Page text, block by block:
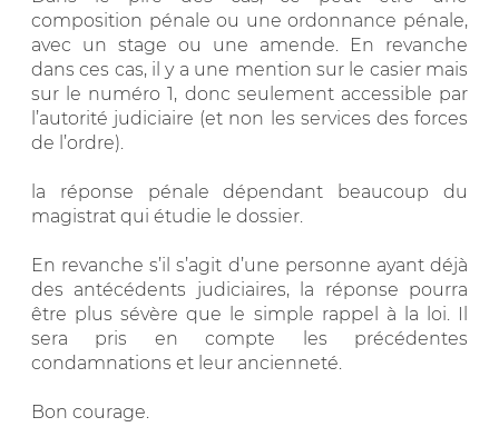
composition pénale ou une ordonnance pénale,
avec un stage ou une amende. En revanche
dans ces cas, il y a une mention sur le casier mais
sur le numéro 1, donc seulement accessible par
l’autorité judiciaire (et non les services des forces
de l’ordre).
la réponse pénale dépendant beaucoup du
magistrat qui étudie le dossier.
En revanche s’il s’agit d’une personne ayant déjà
des antécédents judiciaires, la réponse pourra
être plus sévère que le simple rappel à la loi. Il
sera pris en compte les précédentes
condamnations et leur ancienneté.
Bon courage.